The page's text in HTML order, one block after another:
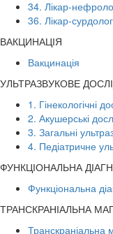
34. Лікар-
36. Лікар-сурдолог
ВАКЦИНАЦІЯ
Вакцинація
УЛЬТРАЗВУКОВЕ
1. Гінекологічні
2. Акушерські
3. Загальні
4. Педіатричне
ФУНКЦІОНАЛЬНА
Функціональна
ТРАНСКРАНІАЛЬНА
Транскраніальна